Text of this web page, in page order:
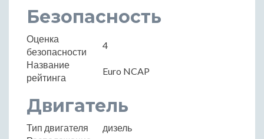
Безопасность
Оценка
безопасности
4
Название
рейтинга
Euro NCAP
Двигатель
Тип двигателя
дизель